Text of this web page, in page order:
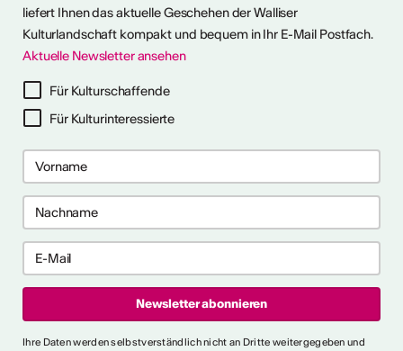
liefert Ihnen das aktuelle Geschehen der Walliser
Kulturlandschaft kompakt und bequem in Ihr E-Mail Postfach.
Aktuelle Newsletter ansehen
Für Kulturschaffende
Für Kulturinteressierte
Ihre Daten werden selbstverständlich nicht an Dritte weitergegeben und